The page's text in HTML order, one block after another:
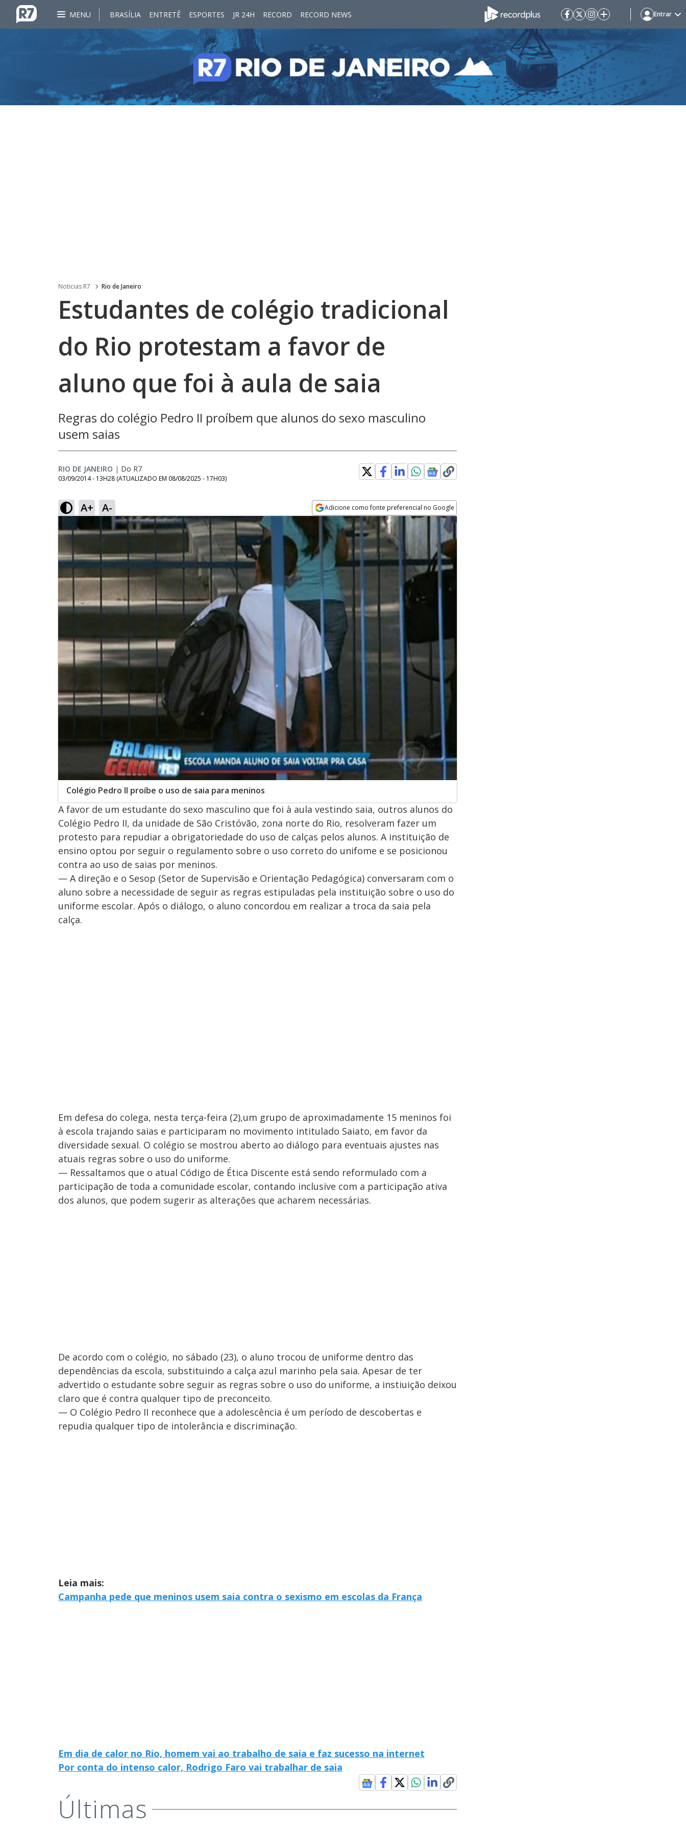
MENU BRASÍLIA ENTRETÊ ESPORTES JR 24H RECORD RECORD NEWS Entrar
Noticias R7 Rio de Janeiro
Estudantes de colégio tradicional
do Rio protestam a favor de
aluno que foi à aula de saia
Regras do colégio Pedro II proíbem que alunos do sexo masculino
usem saias
RIO DE JANEIRO | Do R7
03/09/2014 - 13H28 (ATUALIZADO EM 08/08/2025 - 17H03)
A+ A- Adicione como fonte preferencial no Google
Opens in new window
Colégio Pedro II proíbe o uso de saia para meninos
A favor de um estudante do sexo masculino que foi à aula vestindo saia, outros alunos do
Colégio Pedro II, da unidade de São Cristóvão, zona norte do Rio, resolveram fazer um
protesto para repudiar a obrigatoriedade do uso de calças pelos alunos. A instituição de
ensino optou por seguir o regulamento sobre o uso correto do unifome e se posicionou
contra ao uso de saias por meninos.
— A direção e o Sesop (Setor de Supervisão e Orientação Pedagógica) conversaram com o
aluno sobre a necessidade de seguir as regras estipuladas pela instituição sobre o uso do
uniforme escolar. Após o diálogo, o aluno concordou em realizar a troca da saia pela
calça.
Em defesa do colega, nesta terça-feira (2),um grupo de aproximadamente 15 meninos foi
à escola trajando saias e participaram no movimento intitulado Saiato, em favor da
diversidade sexual. O colégio se mostrou aberto ao diálogo para eventuais ajustes nas
atuais regras sobre o uso do uniforme.
— Ressaltamos que o atual Código de Ética Discente está sendo reformulado com a
participação de toda a comunidade escolar, contando inclusive com a participação ativa
dos alunos, que podem sugerir as alterações que acharem necessárias.
De acordo com o colégio, no sábado (23), o aluno trocou de uniforme dentro das
dependências da escola, substituindo a calça azul marinho pela saia. Apesar de ter
advertido o estudante sobre seguir as regras sobre o uso do uniforme, a instiuição deixou
claro que é contra qualquer tipo de preconceito.
— O Colégio Pedro II reconhece que a adolescência é um período de descobertas e
repudia qualquer tipo de intolerância e discriminação.
Leia mais:
Campanha pede que meninos usem saia contra o sexismo em escolas da França
Em dia de calor no Rio, homem vai ao trabalho de saia e faz sucesso na internet
Por conta do intenso calor, Rodrigo Faro vai trabalhar de saia
Últimas